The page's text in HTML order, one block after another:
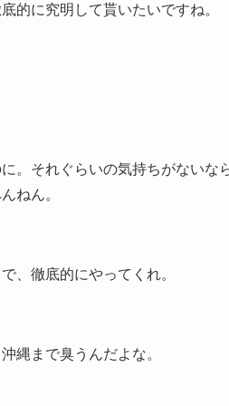
的に究明して貰いたいですね。
。それぐらいの気持ちがないな
ねん。
、徹底的にやってくれ。
縄まで臭うんだよな。